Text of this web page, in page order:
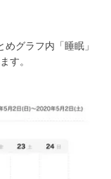
グラフ内「睡眠」
す。